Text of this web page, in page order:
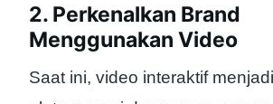
2. Perkenalkan Brand
Menggunakan Video
Saat ini, video interaktif